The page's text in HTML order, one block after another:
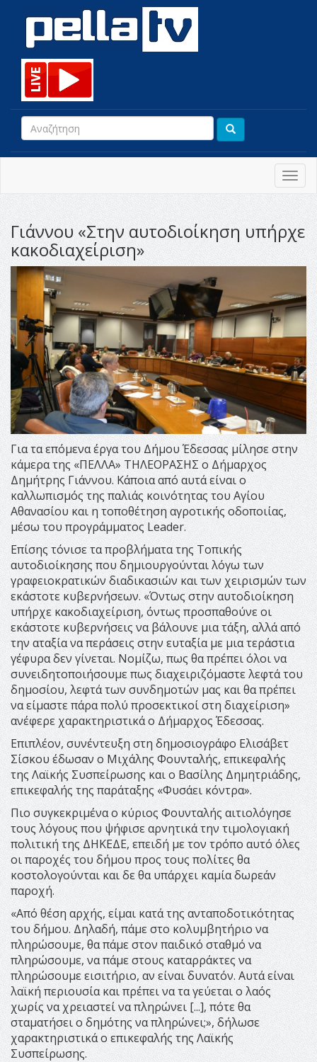
Γιάννου «Στην αυτοδιοίκηση υπήρχε
κακοδιαχείριση»
Για τα επόμενα έργα του Δήμου Έδεσσας μίλησε στην
κάμερα της «ΠΕΛΛΑ» ΤΗΛΕΟΡΑΣΗΣ ο Δήμαρχος
Δημήτρης Γιάννου. Κάποια από αυτά είναι ο
καλλωπισμός της παλιάς κοινότητας του Αγίου
Αθανασίου και η τοποθέτηση αγροτικής οδοποιίας,
μέσω του προγράμματος Leader.
Επίσης τόνισε τα προβλήματα της Τοπικής
αυτοδιοίκησης που δημιουργούνται λόγω των
γραφειοκρατικών διαδικασιών και των χειρισμών των
εκάστοτε κυβερνήσεων. «Όντως στην αυτοδιοίκηση
υπήρχε κακοδιαχείριση, όντως προσπαθούνε οι
εκάστοτε κυβερνήσεις να βάλουνε μια τάξη, αλλά από
την αταξία να περάσεις στην ευταξία με μια τεράστια
γέφυρα δεν γίνεται. Νομίζω, πως θα πρέπει όλοι να
συνειδητοποιήσουμε πως διαχειριζόμαστε λεφτά του
δημοσίου, λεφτά των συνδημοτών μας και θα πρέπει
να είμαστε πάρα πολύ προσεκτικοί στη διαχείριση»
ανέφερε χαρακτηριστικά ο Δήμαρχος Έδεσσας.
Επιπλέον, συνέντευξη στη δημοσιογράφο Ελισάβετ
Σίσκου έδωσαν ο Μιχάλης Φουνταλής, επικεφαλής
της Λαϊκής Συσπείρωσης και ο Βασίλης Δημητριάδης,
επικεφαλής της παράταξης «Φυσάει κόντρα».
Πιο συγκεκριμένα ο κύριος Φουνταλής αιτιολόγησε
τους λόγους που ψήφισε αρνητικά την τιμολογιακή
πολιτική της ΔΗΚΕΔΕ, επειδή με τον τρόπο αυτό όλες
οι παροχές του δήμου προς τους πολίτες θα
κοστολογούνται και δε θα υπάρχει καμία δωρεάν
παροχή.
«Από θέση αρχής, είμαι κατά της ανταποδοτικότητας
του δήμου. Δηλαδή, πάμε στο κολυμβητήριο να
πληρώσουμε, θα πάμε στον παιδικό σταθμό να
πληρώσουμε, να πάμε στους καταρράκτες να
πληρώσουμε εισιτήριο, αν είναι δυνατόν. Αυτά είναι
λαϊκή περιουσία και πρέπει να τα γεύεται ο λαός
χωρίς να χρειαστεί να πληρώνει [...], πότε θα
σταματήσει ο δημότης να πληρώνει;», δήλωσε
χαρακτηριστικά ο επικεφαλής της Λαϊκής
Συσπείρωσης.